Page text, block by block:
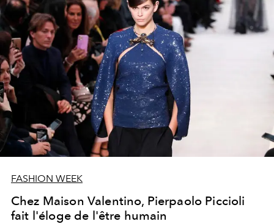
FASHION WEEK
Chez Maison Valentino, Pierpaolo Piccioli
fait l'éloge de l'être humain